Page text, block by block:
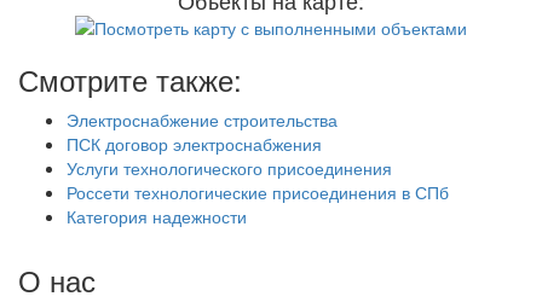
Смотрите также:
Электроснабжение строительства
ПСК договор электроснабжения
Услуги технологического присоединения
Россети технологические присоединения в СПб
Категория надежности
О нас